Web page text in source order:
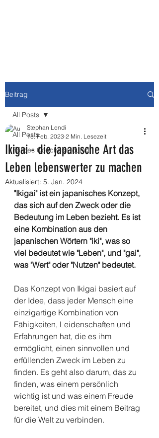
Beitrag
All Posts
Forbes Coaches Council
All Posts
Ikigai - die japanische Art das
Leben lebenswerter zu machen
Stephan Lendi
15. Feb. 2023 2 Min. Lesezeit
Aktualisiert: 5. Jan. 2024
"Ikigai" ist ein japanisches Konzept,
das sich auf den Zweck oder die
Bedeutung im Leben bezieht. Es ist
eine Kombination aus den
japanischen Wörtern "iki", was so
viel bedeutet wie "Leben", und "gai",
was "Wert" oder "Nutzen" bedeutet.
Das Konzept von Ikigai basiert auf
der Idee, dass jeder Mensch eine
einzigartige Kombination von
Fähigkeiten, Leidenschaften und
Erfahrungen hat, die es ihm
ermöglicht, einen sinnvollen und
erfüllenden Zweck im Leben zu
finden. Es geht also darum, das zu
finden, was einem persönlich
wichtig ist und was einem Freude
bereitet, und dies mit einem Beitrag
für die Welt zu verbinden.